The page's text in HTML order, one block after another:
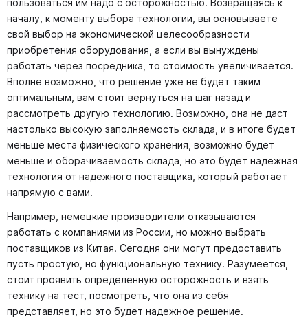
началу, к моменту выбора технологии, вы основываете
свой выбор на экономической целесообразности
приобретения оборудования, а если вы вынуждены
работать через посредника, то стоимость увеличивается.
Вполне возможно, что решение уже не будет таким
оптимальным, вам стоит вернуться на шаг назад и
рассмотреть другую технологию. Возможно, она не даст
настолько высокую заполняемость склада, и в итоге будет
меньше места физического хранения, возможно будет
меньше и оборачиваемость склада, но это будет надежная
технология от надежного поставщика, который работает
напрямую с вами.
Например, немецкие производители отказываются
работать с компаниями из России, но можно выбрать
поставщиков из Китая. Сегодня они могут предоставить
пусть простую, но функциональную технику. Разумеется,
стоит проявить определенную осторожность и взять
технику на тест, посмотреть, что она из себя
представляет, но это будет надежное решение.